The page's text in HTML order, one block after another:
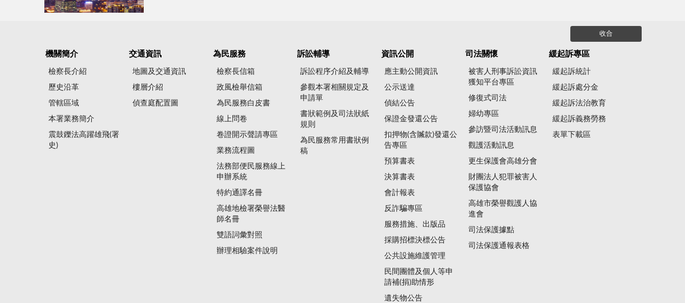
收合
機關簡介
檢察長介紹
歷史沿革
管轄區域
本署業務簡介
震鼓鑠法高躍雄飛(署
史)
交通資訊
地圖及交通資訊
樓層介紹
偵查庭配置圖
為民服務
檢察長信箱
政風檢舉信箱
為民服務白皮書
線上問卷
卷證開示聲請專區
業務流程圖
法務部便民服務線上
申辦系統
特約通譯名冊
高雄地檢署榮譽法醫
師名冊
雙語詞彙對照
辦理相驗案件說明
訴訟輔導
訴訟程序介紹及輔導
參觀本署相關規定及
申請單
書狀範例及司法狀紙
規則
為民服務常用書狀例
稿
資訊公開
應主動公開資訊
公示送達
偵結公告
保證金發還公告
扣押物(含贓款)發還公
告專區
預算書表
決算書表
會計報表
反詐騙專區
服務措施、出版品
採購招標決標公告
公共設施維護管理
民間團體及個人等申
請補(捐)助情形
遺失物公告
司法關懷
被害人刑事訴訟資訊
獲知平台專區
修復式司法
婦幼專區
參訪暨司法活動訊息
觀護活動訊息
更生保護會高雄分會
財團法人犯罪被害人
保護協會
高雄市榮譽觀護人協
進會
司法保護據點
司法保護通報表格
緩起訴專區
緩起訴統計
緩起訴處分金
緩起訴法治教育
緩起訴義務勞務
表單下載區